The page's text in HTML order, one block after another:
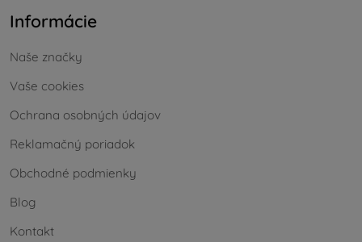
Informácie
Naše značky
Vaše cookies
Ochrana osobných údajov
Reklamačný poriadok
Obchodné podmienky
Blog
Kontakt